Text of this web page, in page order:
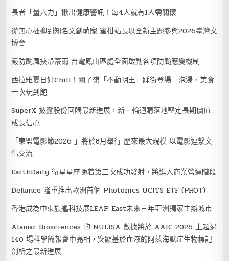
長者「量六力」揪出健康警訊！每4人就有1人需關懷
從無心插柳到知名文創萌寵 蜜柑站長以全新主題參與2026臺灣文
博會
嚴防颱風挾帶豪雨 台電鳳山區處全面啟動各項防颱應變機制
西拉雅夏日好Chill！關子嶺「不動明王」踩街登場 泡湯、美食
一次玩到飽
SuperX 披露股份回購最新進展，新一輪迴購落地堅定長期價值
成長信心
「東盟電影節2026 」將於8月舉行 歷來最大規模 以電影連繫文
化交流
EarthDaily 衛星星座隨着第三次成功發射，將進入商業營運階段
Defiance 隆重推出歐洲首個 Photonics UCITS ETF (PHOT)
香港成為中東旗艦科技展LEAP East未來三年亞洲獨家主辦城市
Alamar Biosciences 的 NULISA 數據將於 AAIC 2026 上超過
140 場科學簡報會中亮相，突顯基於血液的阿茲海默症生物標記
剖析之最新進展